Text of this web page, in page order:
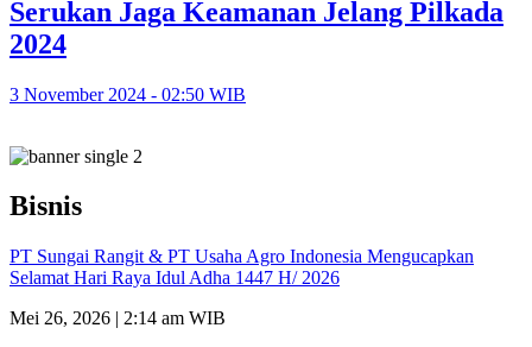
Serukan Jaga Keamanan Jelang Pilkada
2024
3 November 2024 - 02:50 WIB
Bisnis
PT Sungai Rangit & PT Usaha Agro Indonesia Mengucapkan
Selamat Hari Raya Idul Adha 1447 H/ 2026
Mei 26, 2026 | 2:14 am WIB